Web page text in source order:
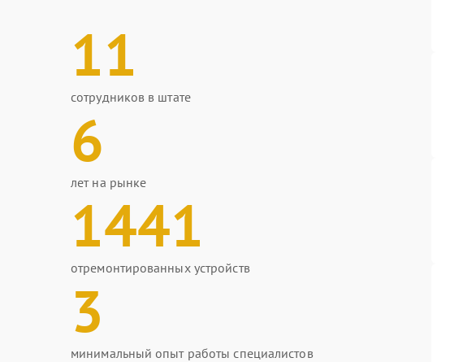
11
сотрудников в штате
6
лет на рынке
1441
отремонтированных устройств
3
минимальный опыт работы специалистов